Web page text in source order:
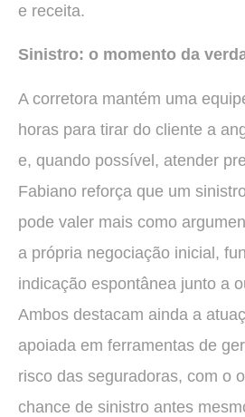
e receita.
Sinistro: o momento da
A corretora mantém uma
horas para tirar do cliente a
e, quando possível, atender
Fabiano reforça que um
pode valer mais como
a própria negociação inicial,
indicação espontânea junto a
Ambos destacam ainda a
apoiada em ferramentas de
risco das seguradoras, com o
chance de sinistro antes